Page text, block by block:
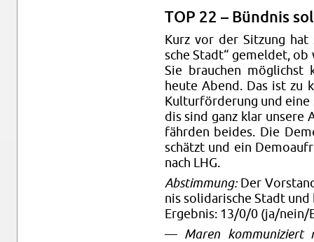
TOP 22 – Bünd­nis
Kurz vor der Sit­zung
sche Stadt“ ge­mel­det,
Sie brau­chen mög­lichst
heute Abend. Das ist zu
Kul­tur­för­de­rung und
dis sind ganz klar un­se­re
fähr­den bei­des. Die
schätzt und ein
nach LHG.
Ab­stim­mung:Der
nis so­li­da­ri­sche Stadt
Er­geb­nis: 13/0/0 (ja/nein/
— Maren kom­mu­ni­ziert